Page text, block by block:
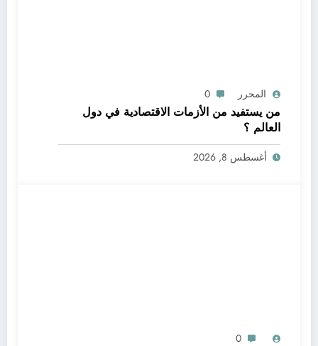
المحرر 0
من يستفيد من الأزمات الاقتصادية في دول
العالم ؟
أغسطس 8, 2026
0